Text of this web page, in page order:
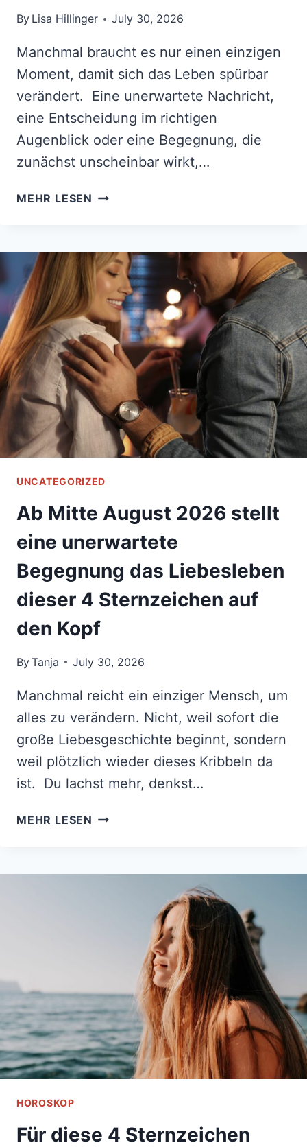
By Lisa Hillinger July 30, 2026
Manchmal braucht es nur einen einzigen
Moment, damit sich das Leben spürbar
verändert. Eine unerwartete Nachricht,
eine Entscheidung im richtigen
Augenblick oder eine Begegnung, die
zunächst unscheinbar wirkt,…
MEHR LESEN AB
2026
MEINT
ES
DAS
SCHICKSAL
GUT
MIT
DIESEN
5
STERNZEICHEN
UNCATEGORIZED
Ab Mitte August 2026 stellt
eine unerwartete
Begegnung das Liebesleben
dieser 4 Sternzeichen auf
den Kopf
ByTanja July 30, 2026
Manchmal reicht ein einziger Mensch, um
alles zu verändern. Nicht, weil sofort die
große Liebesgeschichte beginnt, sondern
weil plötzlich wieder dieses Kribbeln da
ist. Du lachst mehr, denkst…
MEHR LESEN AB
UNERWARTETE
BEGEGNUNG
LIEBESLEBEN
STERNZEICHEN
AUF
DEN
KOPF
HOROSKOP
Für diese 4 Sternzeichen